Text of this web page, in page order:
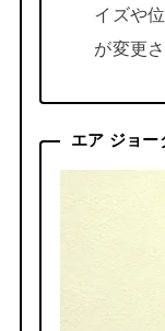
イズや
が変更
エア ジョー